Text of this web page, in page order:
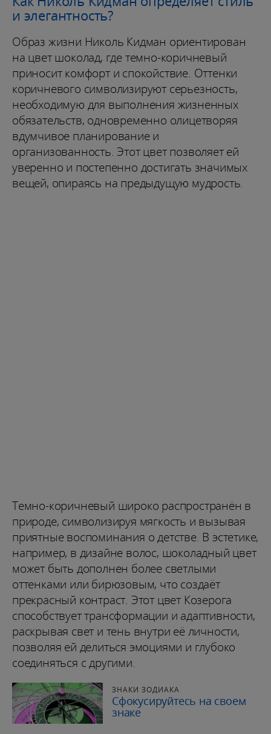
и элегантность?
Образ жизни Николь Кидман ориентирован
на цвет шоколад, где темно-коричневый
приносит комфорт и спокойствие. Оттенки
коричневого символизируют серьезность,
необходимую для выполнения жизненных
обязательств, одновременно олицетворяя
вдумчивое планирование и
организованность. Этот цвет позволяет ей
уверенно и постепенно достигать значимых
вещей, опираясь на предыдущую мудрость.
Темно-коричневый широко распространён в
природе, символизируя мягкость и вызывая
приятные воспоминания о детстве. В эстетике,
например, в дизайне волос, шоколадный цвет
может быть дополнен более светлыми
оттенками или бирюзовым, что создаёт
прекрасный контраст. Этот цвет Козерога
способствует трансформации и адаптивности,
раскрывая свет и тень внутри её личности,
позволяя ей делиться эмоциями и глубоко
соединяться с другими.
ЗНАКИ ЗОДИАКА
Сфокусируйтесь на своем
знаке